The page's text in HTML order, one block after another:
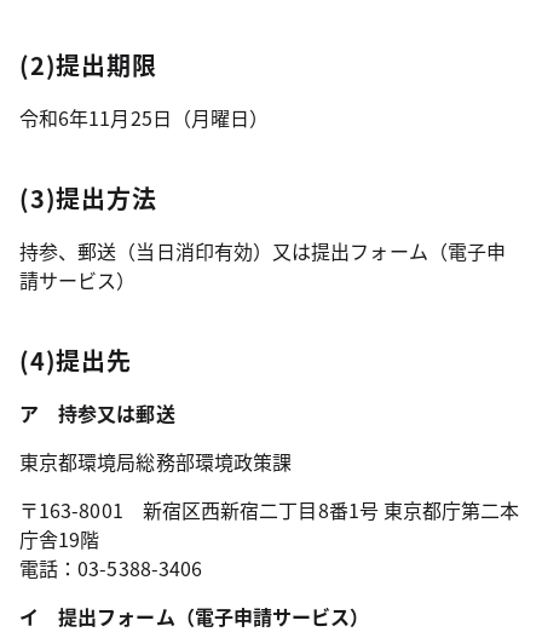
(2)提出期限
令和6年11月25日（月曜日）
(3)提出方法
持参、郵送（当日消印有効）又は提出フォーム（電子申
請サービス）
(4)提出先
ア 持参又は郵送
東京都環境局総務部環境政策課
〒163-8001 新宿区西新宿二丁目8番1号 東京都庁第二本
庁舎19階
電話：03-5388-3406
イ 提出フォーム（電子申請サービス）